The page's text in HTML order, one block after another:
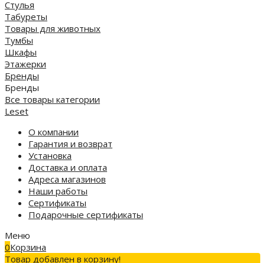
Стулья
Табуреты
Товары для животных
Тумбы
Шкафы
Этажерки
Бренды
Бренды
Все товары категории
Leset
О компании
Гарантия и возврат
Установка
Доставка и оплата
Адреса магазинов
Наши работы
Сертификаты
Подарочные сертификаты
Меню
0Корзина
Товар добавлен в корзину!